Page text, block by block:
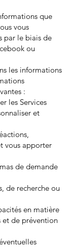
que
vous
par le biais de
ou
les informations
:
les Services
et
vous apporter
de demande
de recherche ou
en matière
et de prévention